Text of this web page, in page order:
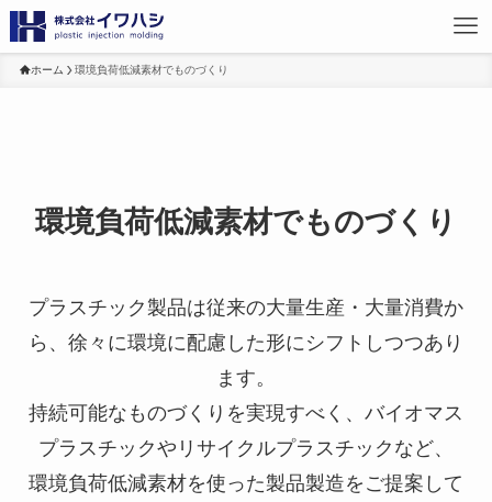
ホーム 環境負荷低減素材でものづくり
環境負荷低減素材でものづくり
プラスチック製品は従来の大量生産・大量消費か
ら、徐々に環境に配慮した形にシフトしつつあり
ます。
持続可能なものづくりを実現すべく、バイオマス
プラスチックやリサイクルプラスチックなど、
環境負荷低減素材を使った製品製造をご提案して